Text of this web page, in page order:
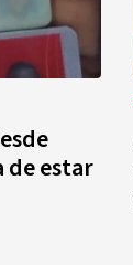
de estar